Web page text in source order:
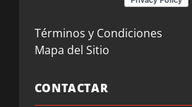
Términos y Condiciones
Mapa del Sitio
CONTACTAR